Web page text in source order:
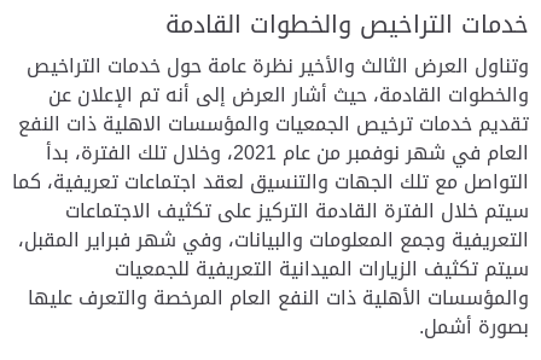
خدمات التراخيص والخطوات القادمة
وتناول العرض الثالث والأخير نظرة عامة حول خدمات التراخيص
والخطوات القادمة، حيث أشار العرض إلى أنه تم الإعلان عن
تقديم خدمات ترخيص الجمعيات والمؤسسات الاهلية ذات النفع
العام في شهر نوفمبر من عام 2021، وخلال تلك الفترة، بدأ
التواصل مع تلك الجهات والتنسيق لعقد اجتماعات تعريفية، كما
سيتم خلال الفترة القادمة التركيز على تكثيف الاجتماعات
التعريفية وجمع المعلومات والبيانات، وفي شهر فبراير المقبل،
سيتم تكثيف الزيارات الميدانية التعريفية للجمعيات
والمؤسسات الأهلية ذات النفع العام المرخصة والتعرف عليها
بصورة أشمل.